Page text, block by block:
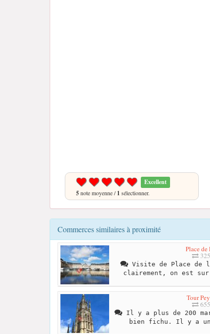
Excellent
5note moyenne /1 sélectionner.
Commerces similaires à proximité
Place de
Visite de Place de
clairement, on est
Tour
Il y a plus de 200
bien fichu. Il y a